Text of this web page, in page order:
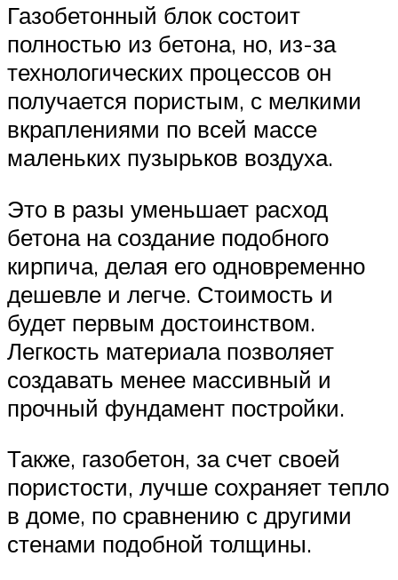
Газобетонный блок состоит
полностью из бетона, но, из-за
технологических процессов он
получается пористым, с мелкими
вкраплениями по всей массе
маленьких пузырьков воздуха.
Это в разы уменьшает расход
бетона на создание подобного
кирпича, делая его одновременно
дешевле и легче. Стоимость и
будет первым достоинством.
Легкость материала позволяет
создавать менее массивный и
прочный фундамент постройки.
Также, газобетон, за счет своей
пористости, лучше сохраняет тепло
в доме, по сравнению с другими
стенами подобной толщины.